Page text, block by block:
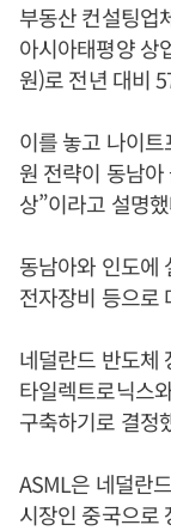
부동산 컨설팅업
아시아태평양 상
원)로 전년 대비
이를 놓고 나이
원 전략이 동남
상”이라고 설명
동남아와 인도에
전자장비 등으로
네덜란드 반도체
타일렉트로닉스
구축하기로 결정
ASML은 네덜란
시장인 중국으로